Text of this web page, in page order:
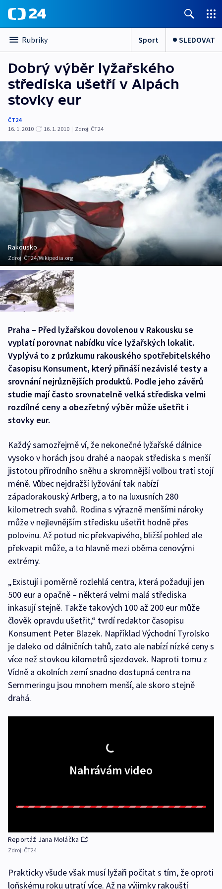
Rubriky Sport SLEDOVAT
Dobrý výběr lyžařského
střediska ušetří v Alpách
stovky eur
ČT24
16. 1. 2010
16. 1. 2010 | Zdroj: ČT24
Rakousko
Zdroj: ČT24/Wikipedia.org
Praha – Před lyžařskou dovolenou v Rakousku se
vyplatí porovnat nabídku více lyžařských lokalit.
Vyplývá to z průzkumu rakouského spotřebitelského
časopisu Konsument, který přináší nezávislé testy a
srovnání nejrůznějších produktů. Podle jeho závěrů
studie mají často srovnatelně velká střediska velmi
rozdílné ceny a obezřetný výběr může ušetřit i
stovky eur.
Každý samozřejmě ví, že nekonečné lyžařské dálnice
vysoko v horách jsou drahé a naopak střediska s menší
jistotou přírodního sněhu a skromnější volbou tratí stojí
méně. Vůbec nejdražší lyžování tak nabízí
západorakouský Arlberg, a to na luxusních 280
kilometrech svahů. Rodina s výrazně menšími nároky
může v nejlevnějším středisku ušetřit hodně přes
polovinu. Až potud nic překvapivého, bližší pohled ale
překvapit může, a to hlavně mezi oběma cenovými
extrémy.
„Existují i poměrně rozlehlá centra, která požadují jen
500 eur a opačně – některá velmi malá střediska
inkasují stejně. Takže takových 100 až 200 eur může
člověk opravdu ušetřit,“ tvrdí redaktor časopisu
Konsument Peter Blazek. Například Východní Tyrolsko
je daleko od dálničních tahů, zato ale nabízí nízké ceny s
více než stovkou kilometrů sjezdovek. Naproti tomu z
Vídně a okolních zemí snadno dostupná centra na
Semmeringu jsou mnohem menší, ale skoro stejně
drahá.
Nahrávám video
Reportáž Jana Moláčka
Zdroj: ČT24
Prakticky všude však musí lyžaři počítat s tím, že oproti
loňskému roku utratí více. Až na výjimky rakouští